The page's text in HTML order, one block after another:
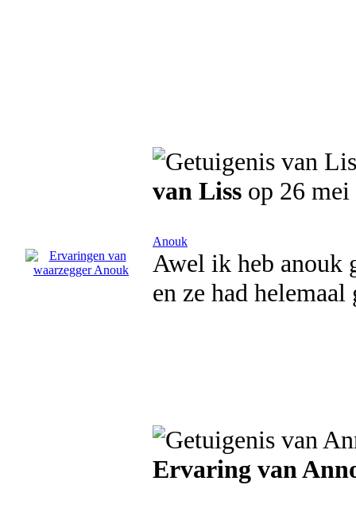
van Liss op 26 mei
Anouk
Awel ik heb anouk
en ze had
Ervaring van